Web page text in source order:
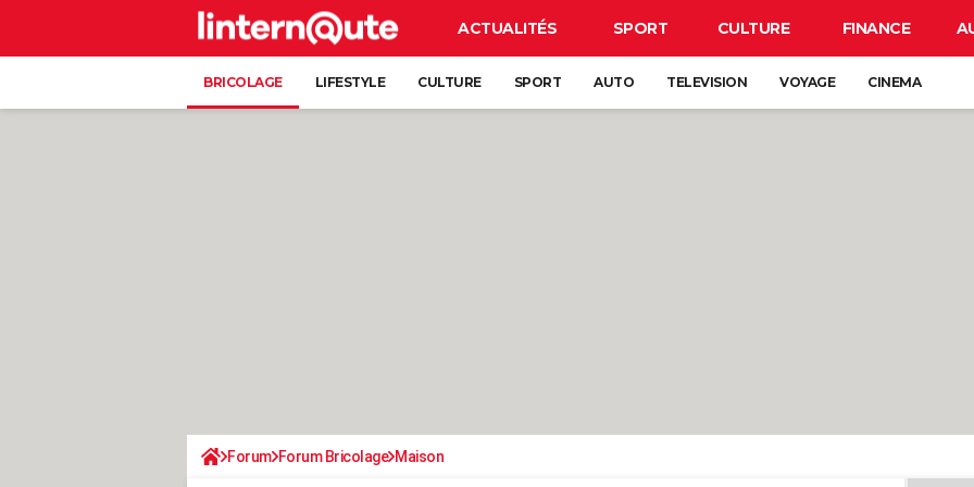
ACTUALITÉS SPORT CULTURE FINANCE
BRICOLAGE LIFESTYLE CULTURE SPORT AUTO TELEVISION VOYAGE CINEMA
Forum Forum Bricolage Maison